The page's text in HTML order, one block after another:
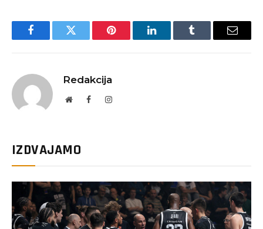
FacebookTwitter Pinterest LinkedInTumblr Email
Redakcija
WebsiteFacebookInstagram
IZDVAJAMO